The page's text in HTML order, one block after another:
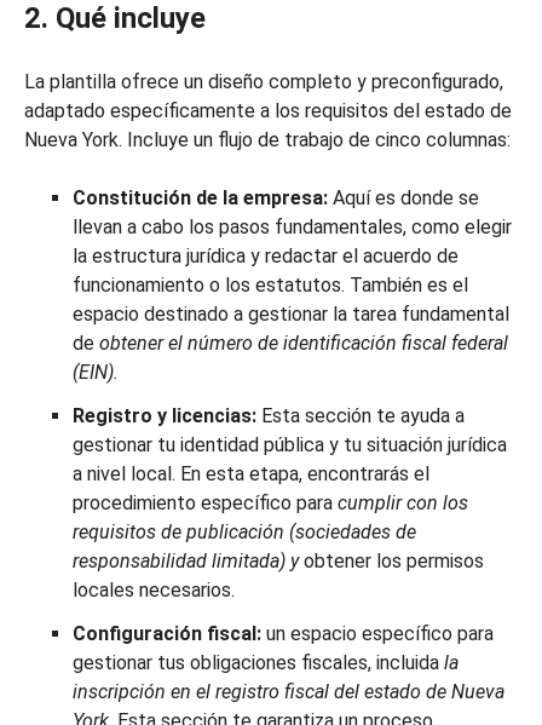
2. Qué incluye
La plantilla ofrece un diseño completo y preconfigurado,
adaptado específicamente a los requisitos del estado de
Nueva York. Incluye un flujo de trabajo de cinco columnas:
Constitución de la empresa: Aquí es donde se
llevan a cabo los pasos fundamentales, como elegir
la estructura jurídica y redactar el acuerdo de
funcionamiento o los estatutos. También es el
espacio destinado a gestionar la tarea fundamental
de obtener el número de identificación fiscal federal
(EIN).
Registro y licencias: Esta sección te ayuda a
gestionar tu identidad pública y tu situación jurídica
a nivel local. En esta etapa, encontrarás el
procedimiento específico para cumplir con los
requisitos de publicación (sociedades de
responsabilidad limitada) yobtener los permisos
locales necesarios.
Configuración fiscal: un espacio específico para
gestionar tus obligaciones fiscales, incluida la
inscripción en el registro fiscal del estado de Nueva